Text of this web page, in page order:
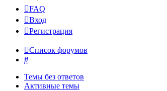
FAQ
Вход
Регистрация
Список форумов
Поиск
Темы без ответов
Активные темы